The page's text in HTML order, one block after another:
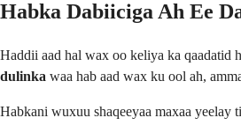
Habka Dabiiciga Ah Ee
Haddii aad hal wax oo keliya ka qaadatid
dulinka waa hab aad wax ku ool ah,
Habkani wuxuu shaqeeyaa maxaa yeelay